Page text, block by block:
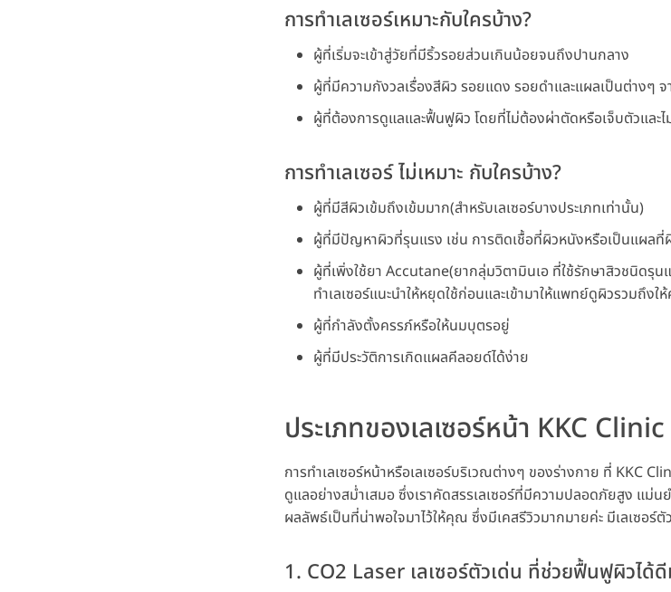
การทำเลเซอร์เหมาะกับใครบ้าง?
ผู้ที่เริ่มจะเข้าสู่วัยที่มีริ้วรอยส่วนเกินน้อยจนถึงปานกลาง
ผู้ที่มีความกังวลเรื่องสีผิว รอยแดง รอยดำและแผลเป็นต่างๆ จ
ผู้ที่ต้องการดูแลและฟื้นฟูผิว โดยที่ไม่ต้องผ่าตัดหรือเจ็บตัวและ
การทำเลเซอร์ ไม่เหมาะ กับใครบ้าง?
ผู้ที่มีสีผิวเข้มถึงเข้มมาก(สำหรับเลเซอร์บางประเภทเท่านั้น)
ผู้ที่มีปัญหาผิวที่รุนแรง เช่น การติดเชื้อที่ผิวหนังหรือเป็นแผลที่
ผู้ที่เพิ่งใช้ยา Accutane(ยากลุ่มวิตามินเอ ที่ใช้รักษาสิวชนิดรุน
ทำเลเซอร์แนะนำให้หยุดใช้ก่อนและเข้ามาให้แพทย์ดูผิวรวมถึงใ
ผู้ที่กำลังตั้งครรภ์หรือให้นมบุตรอยู่
ผู้ที่มีประวัติการเกิดแผลคีลอยด์ได้ง่าย
ประเภทของเลเซอร์หน้า KKC Clinic
การทำเลเซอร์หน้าหรือเลเซอร์บริเวณต่างๆ ของร่างกาย ที่ KKC
ดูแลอย่างสม่ำเสมอ ซึ่งเราคัดสรรเลเซอร์ที่มีความปลอดภัยสูง แม่
ผลลัพธ์เป็นที่น่าพอใจมาไว้ให้คุณ ซึ่งมีเคสรีวิวมากมายค่ะ มีเลเซอร์
1. CO2 Laser เลเซอร์ตัวเด่น ที่ช่วยฟื้นฟูผิวได้